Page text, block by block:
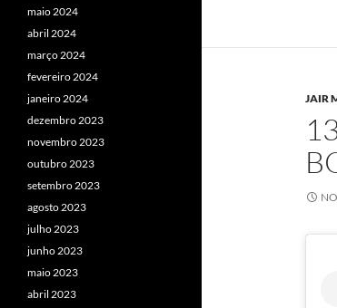
JAIR
maio 2024
abril 2024
março 2024
fevereiro 2024
janeiro 2024
dezembro 2023
novembro 2023
outubro 2023
setembro 2023
agosto 2023
julho 2023
junho 2023
maio 2023
abril 2023